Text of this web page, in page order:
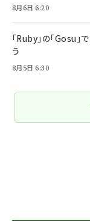
8月6日 6:20
「Ruby」の「Gosu
う
8月5日 6:30